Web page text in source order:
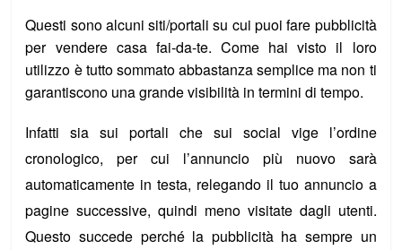
Questi sono alcuni siti/portali su cui puoi fare pubblicità
per vendere casa fai-da-te. Come hai visto il loro
utilizzo è tutto sommato abbastanza semplice ma non ti
garantiscono una grande visibilità in termini di tempo.
Infatti sia sui portali che sui social vige l’ordine
cronologico, per cui l’annuncio più nuovo sarà
automaticamente in testa, relegando il tuo annuncio a
pagine successive, quindi meno visitate dagli utenti.
Questo succede perché la pubblicità ha sempre un